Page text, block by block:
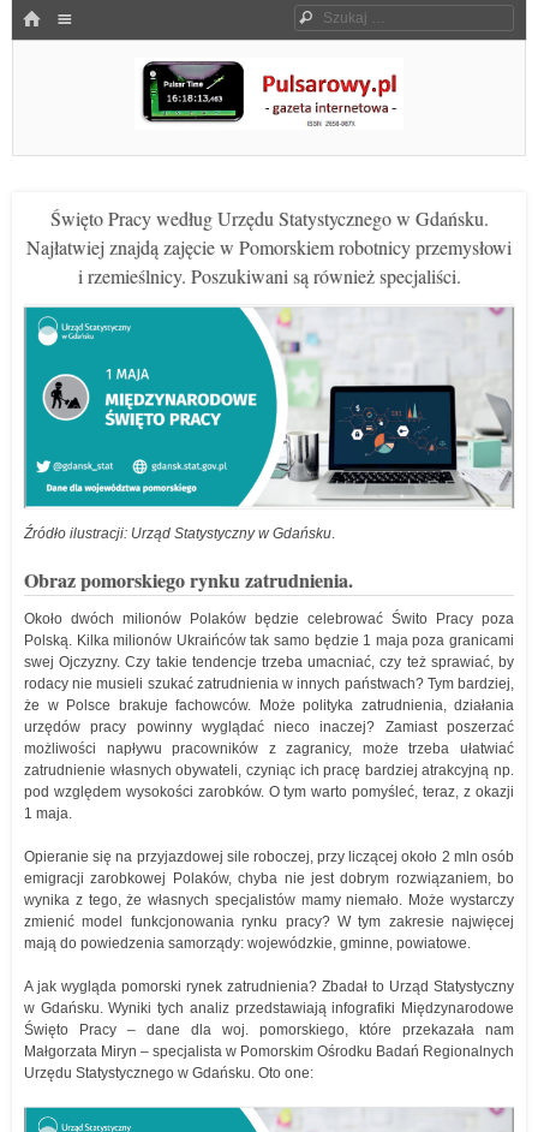
HOME Szukaj
Pulsarowy.pl
Święto Pracy według Urzędu Statystycznego w Gdańsku.
Najłatwiej znajdą zajęcie w Pomorskiem robotnicy przemysłowi
i rzemieślnicy. Poszukiwani są również specjaliści.
Źródło ilustracji: Urząd Statystyczny w Gdańsku
Obraz pomorskiego rynku zatrudnienia.
Około dwóch milionów Polaków będzie celebrować Świto Pracy poza
Polską. Kilka milionów Ukraińców tak samo będzie 1 maja poza granicami
swej Ojczyzny. Czy takie tendencje trzeba umacniać, czy też sprawiać, by
rodacy nie musieli szukać zatrudnienia w innych państwach? Tym bardziej,
że w Polsce brakuje fachowców. Może polityka zatrudnienia, działania
urzędów pracy powinny wyglądać nieco inaczej? Zamiast poszerzać
możliwości napływu pracowników z zagranicy, może trzeba ułatwiać
zatrudnienie własnych obywateli, czyniąc ich pracę bardziej atrakcyjną np.
pod względem wysokości zarobków. O tym warto pomyśleć, teraz, z okazji
1 maja.
Opieranie się na przyjazdowej sile roboczej, przy liczącej około 2 mln osób
emigracji zarobkowej Polaków, chyba nie jest dobrym rozwiązaniem, bo
wynika z tego, że własnych specjalistów mamy niemało. Może wystarczy
zmienić model funkcjonowania rynku pracy? W tym zakresie najwięcej
mają do powiedzenia samorządy: wojewódzkie, gminne, powiatowe.
A jak wygląda pomorski rynek zatrudnienia? Zbadał to Urząd Statystyczny
w Gdańsku. Wyniki tych analiz przedstawiają infografiki Międzynarodowe
Święto Pracy – dane dla woj. pomorskiego, które przekazała nam
Małgorzata Miryn – specjalista w Pomorskim Ośrodku Badań Regionalnych
Urzędu Statystycznego w Gdańsku. Oto one: